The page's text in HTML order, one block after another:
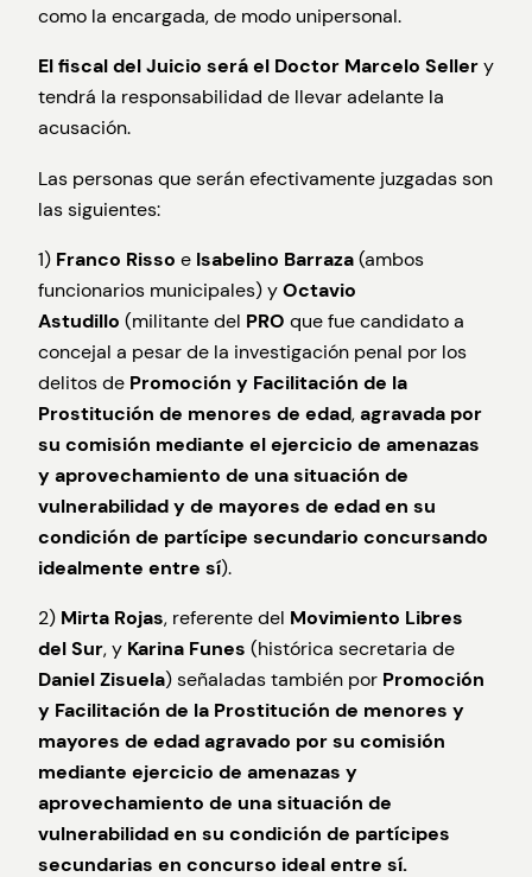
como la encargada, de modo unipersonal.
El fiscal del Juicio será el Doctor Marcelo Sellery
tendrá la responsabilidad de llevar adelante la
acusación.
Las personas que serán efectivamente juzgadas son
las siguientes:
1) Franco Risso e Isabelino Barraza(ambos
funcionarios municipales) yOctavio
Astudillo (militante del PRO que fue candidato a
concejal a pesar de la investigación penal por los
delitos de Promoción y Facilitación de la
Prostitución de menores de edad,agravada por
su comisión mediante el ejercicio de amenazas
y aprovechamiento de una situación de
vulnerabilidad y de mayores de edad en su
condición de partícipe secundario concursando
idealmente entre sí).
2) Mirta Rojas, referente del Movimiento Libres
del Sur, y Karina Funes (histórica secretaria de
Daniel Zisuela) señaladas también por Promoción
y Facilitación de la Prostitución de menores y
mayores de edad agravado por su comisión
mediante ejercicio de amenazas y
aprovechamiento de una situación de
vulnerabilidad en su condición de partícipes
secundarias en concurso ideal entre sí.